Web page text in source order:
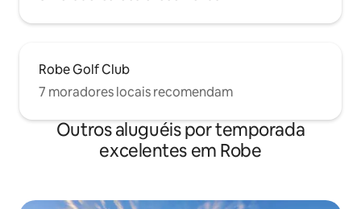
Robe Golf Club
7 moradores locais recomendam
Outros aluguéis por temporada
excelentes em Robe